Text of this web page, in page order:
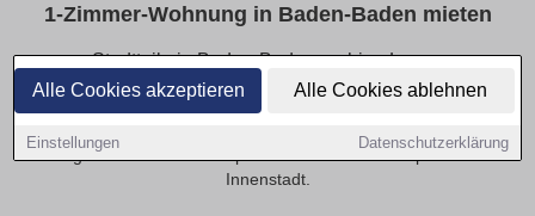
Alle Cookies akzeptieren Alle Cookies ablehnen
Einstellungen Datenschutzerklärung
1-Zimmer-Wohnung in Baden-Baden mieten
Stadtteile in Baden-Baden · ruhige Lage ·
Preisspannen
angebunden und fair bepreist – ideal nahe Campus oder
Innenstadt.